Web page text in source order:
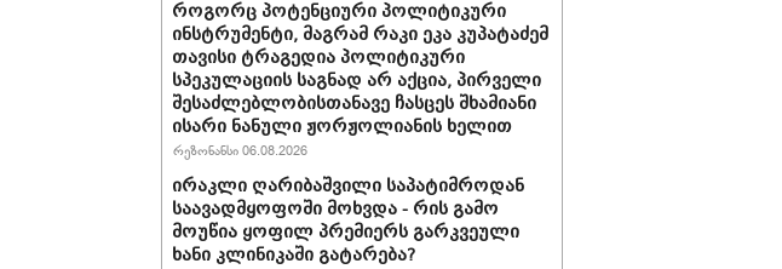
როგორც პოტენციური პოლიტიკური
ინსტრუმენტი, მაგრამ რაკი ეკა კუპატაძემ
თავისი ტრაგედია პოლიტიკური
სპეკულაციის საგნად არ აქცია, პირველი
შესაძლებლობისთანავე ჩასცეს შხამიანი
ისარი ნანული ჟორჟოლიანის ხელით
რეზონანსი 06.08.2026
ირაკლი ღარიბაშვილი საპატიმროდან
საავადმყოფოში მოხვდა - რის გამო
მოუწია ყოფილ პრემიერს გარკვეული
ხანი კლინიკაში გატარება?